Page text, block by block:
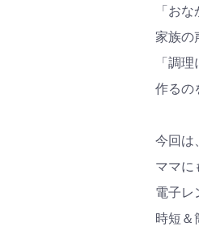
「お
家族の
「調
作るの
今回は
ママに
電子レ
時短＆